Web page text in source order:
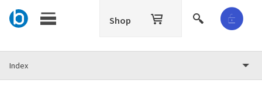
Shop
Index